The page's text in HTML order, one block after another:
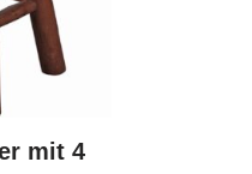
mit 4